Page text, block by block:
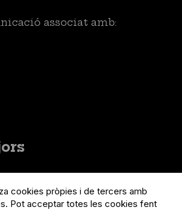
associat amb:
cookies pròpies i de tercers amb
Pot acceptar totes les cookies fent